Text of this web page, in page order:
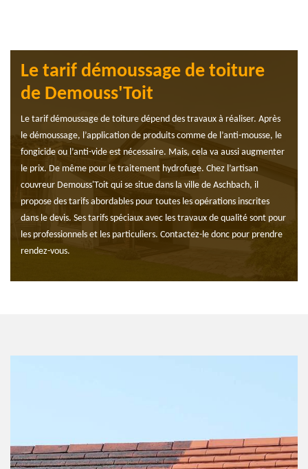
Le tarif démoussage de toiture
de Demouss'Toit
Le tarif démoussage de toiture dépend des travaux à réaliser. Après
le démoussage, l’application de produits comme de l’anti-mousse, le
fongicide ou l’anti-vide est nécessaire. Mais, cela va aussi augmenter
le prix. De même pour le traitement hydrofuge. Chez l’artisan
couvreur Demouss'Toit qui se situe dans la ville de Aschbach, il
propose des tarifs abordables pour toutes les opérations inscrites
dans le devis. Ses tarifs spéciaux avec les travaux de qualité sont pour
les professionnels et les particuliers. Contactez-le donc pour prendre
rendez-vous.